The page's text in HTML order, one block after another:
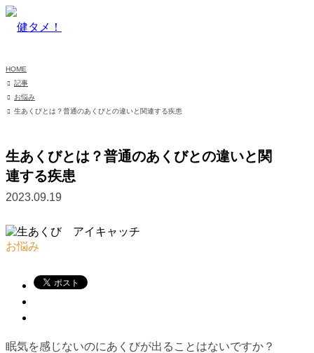
HOME
記事
お悩み
生あくびとは？普通のあくびとの違いと関連する疾患
生あくびとは？普通のあくびとの違いと関
連する疾患
2023.09.19
お悩み
眠気を感じないのにあくびが出ることはないですか？